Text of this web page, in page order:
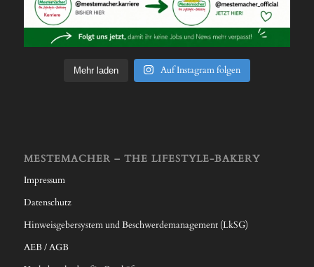
Mehr laden Auf Instagram folgen
MESTEMACHER – THE LIFESTYLE-BAKERY
Impressum
Datenschutz
Hinweisgebersystem und Beschwerdemanagement (LkSG)
AEB / AGB